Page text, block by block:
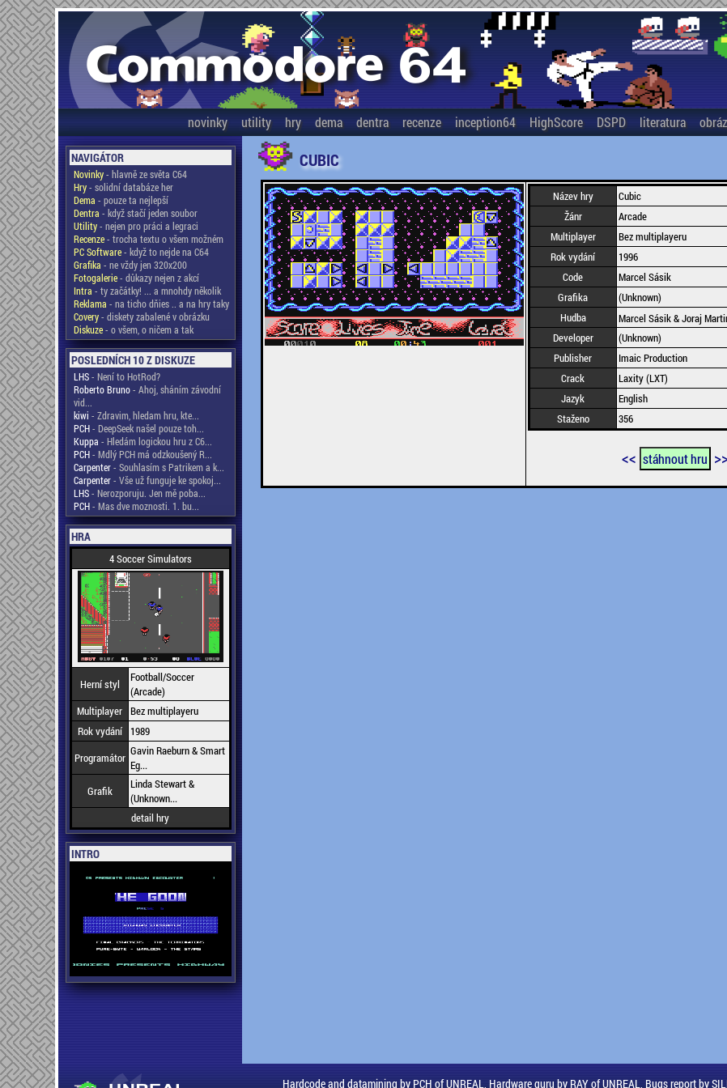
novinky utility hry dema dentra recenze inception64 HighScore DSPD literatura
NAVIGÁTOR
Novinky- hlavně ze světa C64
Hry- solidní databáze her
Dema - pouze ta nejlepší
Dentra - když stačí jeden soubor
Utility- nejen pro práci a legraci
Recenze- trocha textu o všem možném
PC Software- když to nejde na C64
Grafika - ne vždy jen 320x200
Fotogalerie- důkazy nejen z akcí
Intra - ty začátky! ... a mnohdy několik
Reklama - na ticho dňies .. a na hry taky
Covery- diskety zabalené v obrázku
Diskuze- o všem, o ničem a tak
POSLEDNÍCH 10 Z DISKUZE
LHS- Není to HotRod?
Roberto Bruno- Ahoj, sháním závodní
vid...
kiwi - Zdravim, hledam hru, kte...
PCH- DeepSeek našel pouze toh...
Kuppa - Hledám logickou hru z C6...
PCH- Mdlý PCH má odzkoušený R...
Carpenter- Souhlasím s Patrikem a k...
Carpenter- Vše už funguje ke spokoj...
LHS- Nerozporuju. Jen mě poba...
PCH- Mas dve moznosti. 1. bu...
HRA
4 Soccer Simulators
Herní styl
Football/Soccer
(Arcade)
Multiplayer Bez multiplayeru
Rok vydání
1989
Programátor Gavin Raeburn & Smart
Eg...
Grafik
Linda Stewart &
(Unknown...
detail hry
INTRO
CUBIC
Název hry
Cubic
Žánr
Arcade
Multiplayer
Bez multiplayeru
Rok vydání
1996
Code
Marcel Sásik
Grafika
(Unknown)
Hudba
Marcel Sásik & Joraj
Developer
(Unknown)
Publisher
Imaic Production
Crack
Laxity (LXT)
Jazyk
English
Staženo
356
<< stáhnout hru
Hardcode and datamining by PCH of UNREAL, Hardware guru by RAY of UNREAL, Bugs report by